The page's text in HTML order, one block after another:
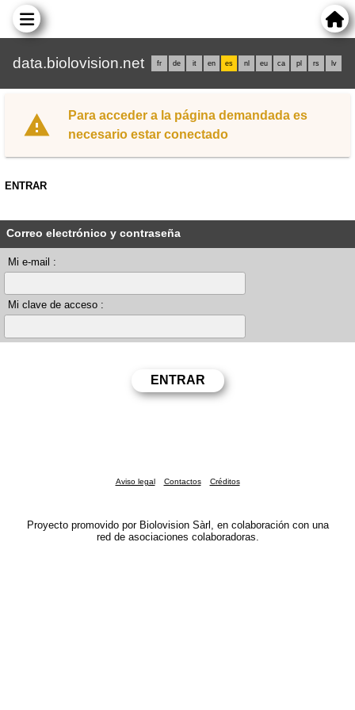
data.biolovision.net fr de it en es nl eu ca pl rs lv
Para acceder a la página demandada es
necesario estar conectado
ENTRAR
Correo electrónico y contraseña
Mi e-mail :
Mi clave de acceso :
Aviso legal Contactos Créditos
Proyecto promovido por Biolovision Sàrl, en colaboración con una
red de asociaciones colaboradoras.